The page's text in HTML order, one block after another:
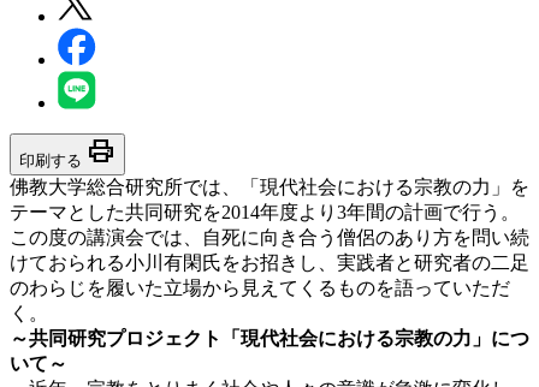
印刷する print
佛教大学総合研究所では、「現代社会における宗教の力」を
テーマとした共同研究を2014年度より3年間の計画で行う。
この度の講演会では、自死に向き合う僧侶のあり方を問い続
けておられる小川有閑氏をお招きし、実践者と研究者の二足
のわらじを履いた立場から見えてくるものを語っていただ
く。
～共同研究プロジェクト「現代社会における宗教の力」につ
いて～